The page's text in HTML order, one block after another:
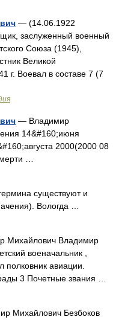
— (14.06.1922
заслуженный военный
Союза (1945),
Великой
г. Воевал в составе 7 (7
— Владимир
14&#160;июня
2000(2000 08
…
существуют и
Вологда …
Михайлович Владимир
военачальник ,
полковник авиации.
3 Почетные звания …
Михайлович Безбоков